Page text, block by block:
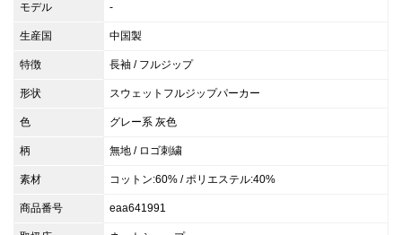
モデル -
生産国 中国製
特徴 長袖 / フルジップ
形状 スウェットフルジップパーカー
色 グレー系 灰色
柄 無地 / ロゴ刺繍
素材 コットン:60% / ポリエステル:40%
商品番号 eaa641991